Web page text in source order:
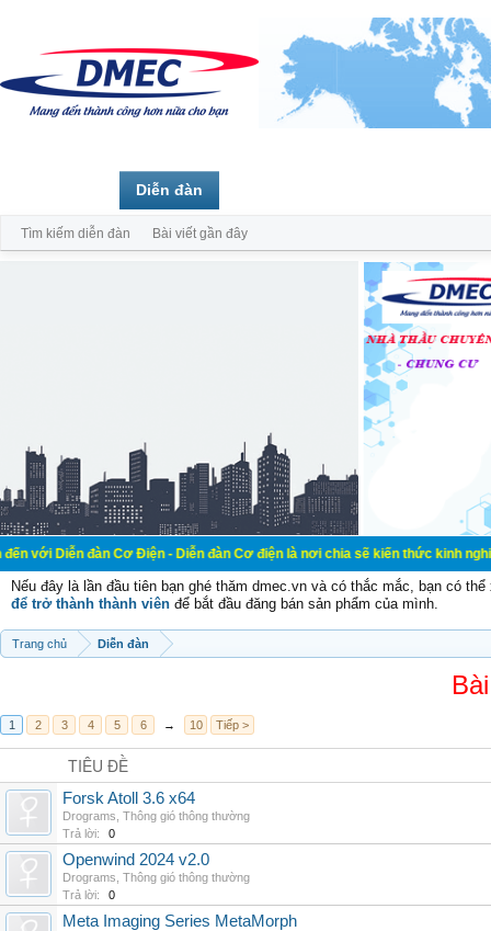
đàn Cơ Điện - Diễn đàn Cơ điện là nơi chia sẽ kiến thức kinh nghiệm
Nếu đây là lần đầu tiên bạn ghé thăm dmec.vn và có thắc mắc, bạn có
để trở thành thành viên để bắt đầu đăng bán sản phẩm của mình.
Trang chủ Diễn đàn
1 2 3 4 5 6 → 10 Tiếp >
TIÊU ĐỀ
Forsk Atoll 3.6 x64
Drograms Thông gió thông thường
Trả lời:
0
Openwind 2024 v2.0
Drograms Thông gió thông thường
Trả lời:
0
Meta Imaging Series MetaMorph
Diễn đàn
Tìm kiếm diễn đàn Bài viết gần đây